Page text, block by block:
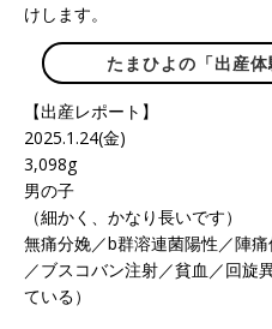
けします。
たまひよの「出産
【出産レポート】
2025.1.24(金)
3,098g
男の子
（細かく、かなり長いです）
無痛分娩／b群溶連菌陽性／陣
／ブスコバン注射／貧血／回旋
ている）